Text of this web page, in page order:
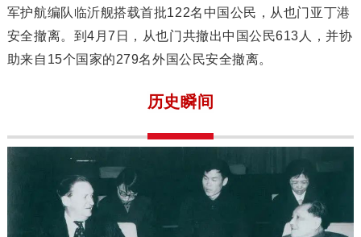
军护航编队临沂舰搭载首批122名中国公民，从也门亚丁港
安全撤离。到4月7日，从也门共撤出中国公民613人，并协
助来自15个国家的279名外国公民安全撤离。
历史瞬间